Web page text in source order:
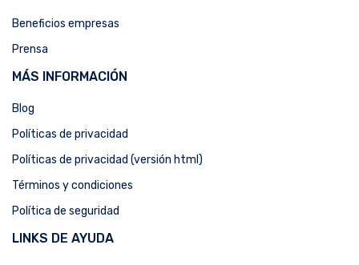
Beneficios empresas
Prensa
MÁS INFORMACIÓN
Blog
Políticas de privacidad
Políticas de privacidad (versión html)
Términos y condiciones
Política de seguridad
LINKS DE AYUDA